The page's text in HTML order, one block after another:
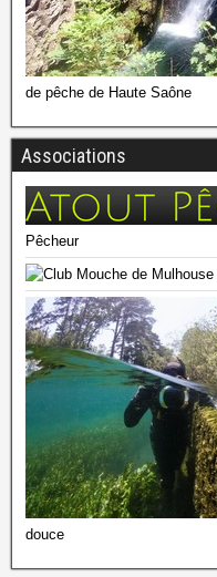
de pêche de Haute Saône
Associations
Pêcheur
douce